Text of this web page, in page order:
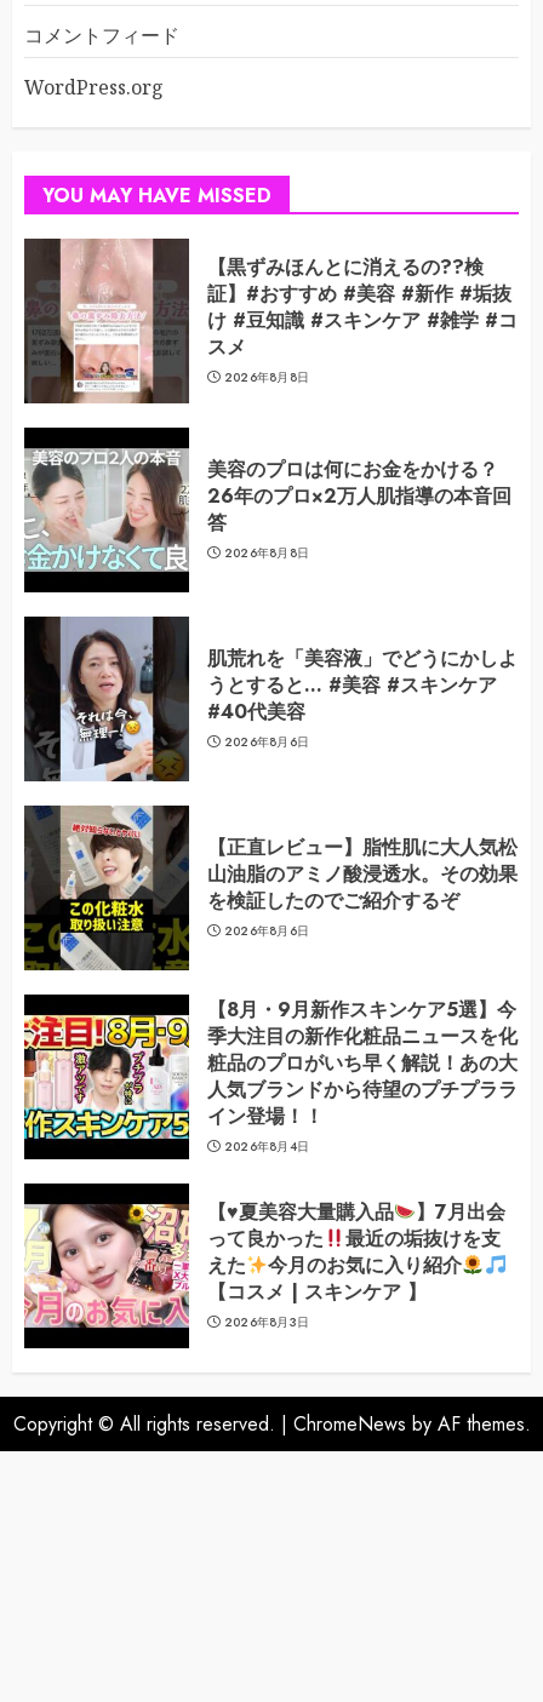
コメントフィード
WordPress.org
YOU MAY HAVE MISSED
【黒ずみほんとに消えるの??検
証】#おすすめ #美容 #新作 #垢抜
け #豆知識 #スキンケア #雑学 #コ
スメ
2026年8月8日
美容のプロは何にお金をかける？
26年のプロ×2万人肌指導の本音回
答
2026年8月8日
肌荒れを「美容液」でどうにかしよ
うとすると… #美容 #スキンケア
#40代美容
2026年8月6日
【正直レビュー】脂性肌に大人気松
山油脂のアミノ酸浸透水。その効果
を検証したのでご紹介するぞ
2026年8月6日
【8月・9月新作スキンケア5選】今
季大注目の新作化粧品ニュースを化
粧品のプロがいち早く解説！あの大
人気ブランドから待望のプチプララ
イン登場！！
2026年8月4日
【♥️夏美容大量購入品
】7月出会
って良かった
最近の垢抜けを支
えた
今月のお気に入り紹介
【コスメ | スキンケア 】
2026年8月3日
Copyright © All rights reserved. | ChromeNews by AF themes.